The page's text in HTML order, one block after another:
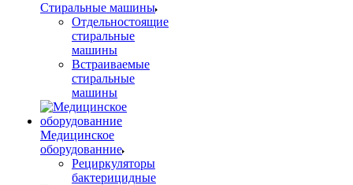
Стиральные машины
Отдельностоящие
стиральные
машины
Встраиваемые
стиральные
машины
Медицинское
оборудованние
Рециркуляторы
бактерицидные